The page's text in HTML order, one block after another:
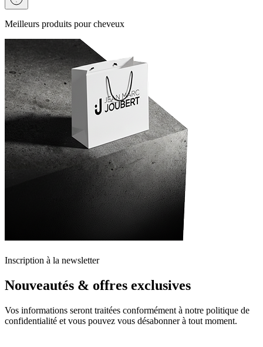
Meilleurs produits pour cheveux
Inscription à la newsletter
Nouveautés & offres exclusives
Vos informations seront traitées conformément à notre politique de
confidentialité et vous pouvez vous désabonner à tout moment.